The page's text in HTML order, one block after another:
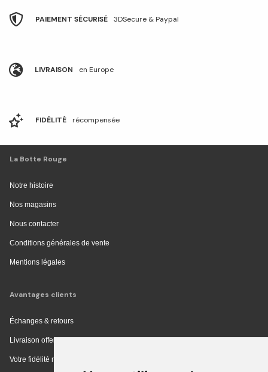
PAIEMENT SÉCURISÉ 3DSecure & Paypal
LIVRAISON en Europe
FIDÉLITÉ récompensée
La Botte Rouge
Notre histoire
Nos magasins
Nous contacter
Conditions générales de vente
Mentions légales
Avantages clients
Échanges & retours
Livraison offerte en magasin
Votre fidélité récompensée